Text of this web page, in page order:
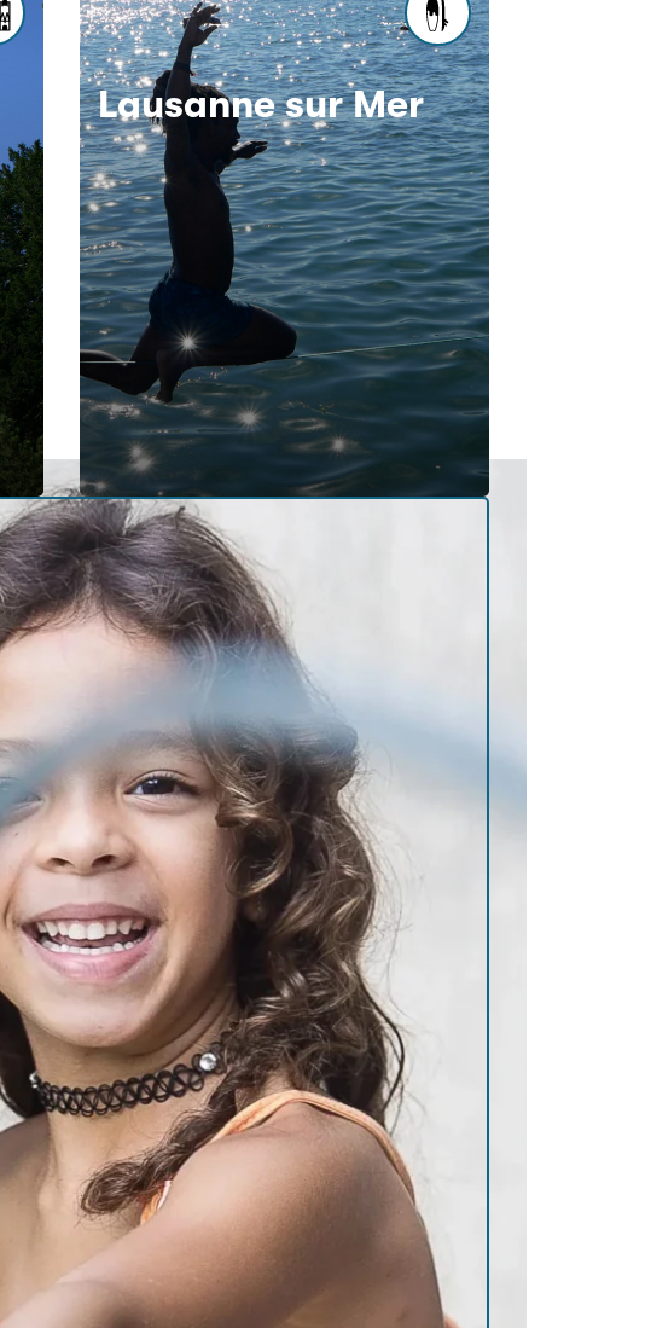
Lausanne sur Mer